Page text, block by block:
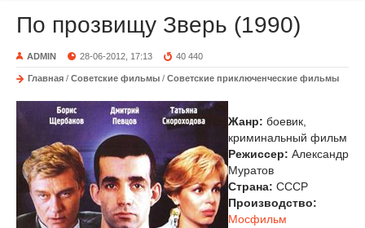
По прозвищу Зверь (1990)
ADMIN 28-06-2012, 17:13 40 440
Главная / Советские фильмы / Советские приключенческие фильмы
Жанр: боевик,
криминальный фильм
Режиссер: Александр
Муратов
Страна: СССР
Производство:
Мосфильм